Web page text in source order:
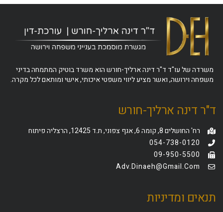
משרדה של עו"ד ד"ר דינה ארליך-חורש הוא משרד בוטיק המתמחה בדיני
משפחה וירושה, ואשר מציע ליווי משפטי איכותי, אישי ומותאם לכל מקרה.
ד"ר דינה ארליך-חורש
רח' החושלים 8, קומה 6, אגף צפוני, ת.ד 12425, הרצליה פיתוח
054-738-0120
09-950-5500
Adv.dinaeh@gmail.com
תנאים ומדיניות